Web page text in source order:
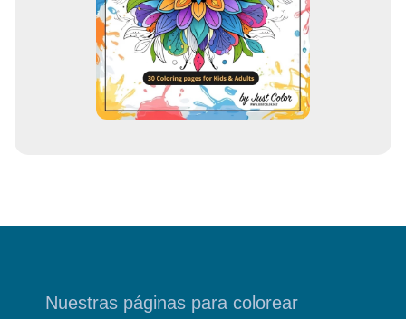
Nuestras páginas para colorear